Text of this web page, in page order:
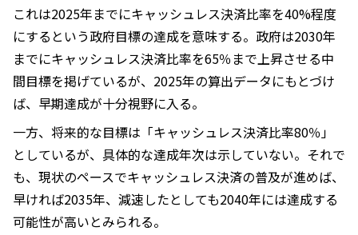
これは2025年までにキャッシュレス決済比率を40%程度
にするという政府目標の達成を意味する。政府は2030年
までにキャッシュレス決済比率を65％まで上昇させる中
間目標を掲げているが、2025年の算出データにもとづけ
ば、早期達成が十分視野に入る。
一方、将来的な目標は「キャッシュレス決済比率80％」
としているが、具体的な達成年次は示していない。それで
も、現状のペースでキャッシュレス決済の普及が進めば、
早ければ2035年、減速したとしても2040年には達成する
可能性が高いとみられる。